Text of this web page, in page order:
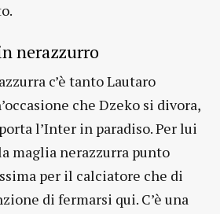
nerazzurro
c’è tanto Lautaro
che Dzeko si divora,
l’Inter in paradiso. Per lui
maglia nerazzurra punto
per il calciatore che di
di fermarsi qui. C’è una